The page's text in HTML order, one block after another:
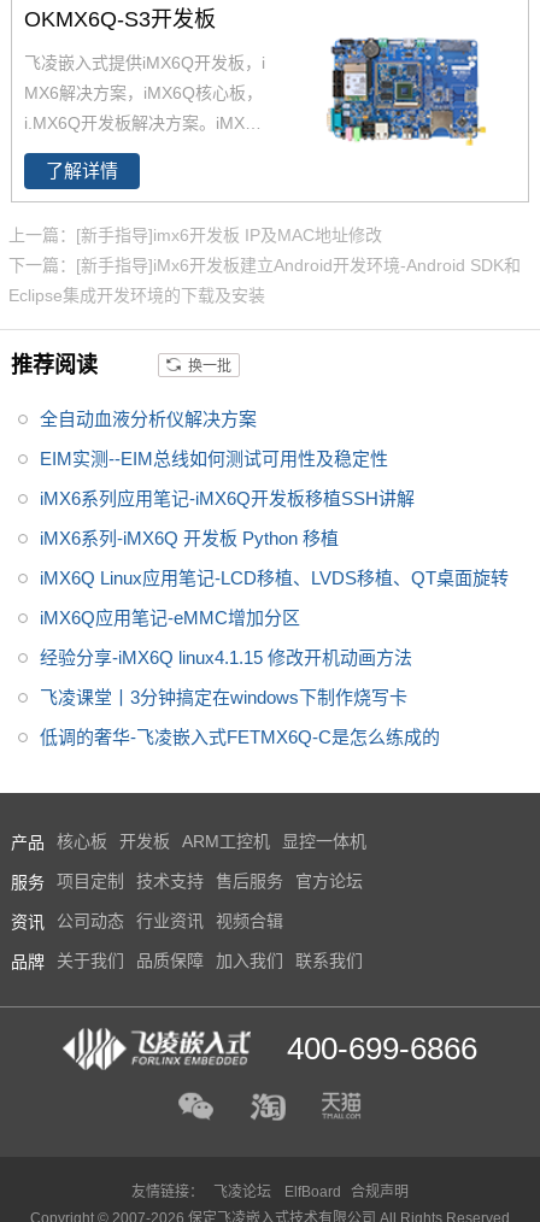
抗震,抗氧化,抗干扰,更快速升级
发板,飞思卡尔imx6提供者,imx6
系列产品现已畅销全国,欢迎咨询!
OKMX6Q-S3开发板
飞凌嵌入式提供iMX6Q开发板，i
MX6解决方案，iMX6Q核心板，
i.MX6Q开发板解决方案。iMX6Q
稳定、快速、性价比高，欢迎选
购 NXP iMX6系列芯片全支持，
了解详情
上一篇：[新手指导]imx6开发板 IP及MAC地址修改
下一篇：[新手指导]iMx6开发板建立Android开发环境-Android SDK和
Eclipse集成开发环境的下载及安装
推荐阅读 换一批
全自动血液分析仪解决方案
EIM实测--EIM总线如何测试可用性及稳定性
iMX6系列应用笔记-iMX6Q开发板移植SSH讲解
iMX6系列-iMX6Q 开发板 Python 移植
iMX6Q Linux应用笔记-LCD移植、LVDS移植、QT桌面旋转
iMX6Q应用笔记-eMMC增加分区
经验分享-iMX6Q linux4.1.15 修改开机动画方法
飞凌课堂丨3分钟搞定在windows下制作烧写卡
低调的奢华-飞凌嵌入式FETMX6Q-C是怎么练成的
产品 核心板 开发板 ARM工控机 显控一体机
服务 项目定制 技术支持 售后服务 官方论坛
资讯 公司动态 行业资讯 视频合辑
品牌 关于我们 品质保障 加入我们 联系我们
400-699-6866
友情链接： 飞凌论坛 ElfBoard
合规声明
Copyright © 2007-2026 保定飞凌嵌入式技术有限公司 All Rights Reserved